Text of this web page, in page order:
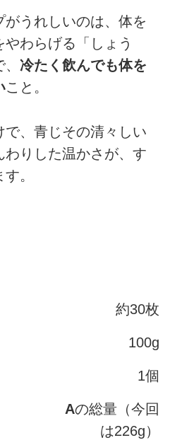
うれしいのは、体を
わらげる「しょう
冷たく飲んでも体を
こと。
、青じその清々しい
りした温かさが、す
。
約30枚
100g
1個
Aの総量（今回
は226g）